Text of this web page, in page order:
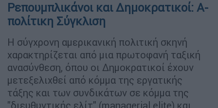
Ρεπουμπλικάνοι και Δημοκρατικοί: Α-
πολίτικη Σύγκλιση
Η σύγχρονη αμερικανική πολιτική σκηνή
χαρακτηρίζεται από μια πρωτοφανή ταξική
ανασύνθεση, όπου οι Δημοκρατικοί έχουν
μετεξελιχθεί από κόμμα της εργατικής
τάξης και των συνδικάτων σε κόμμα της
"διευθυντικής ελίτ" (managerial elite) και